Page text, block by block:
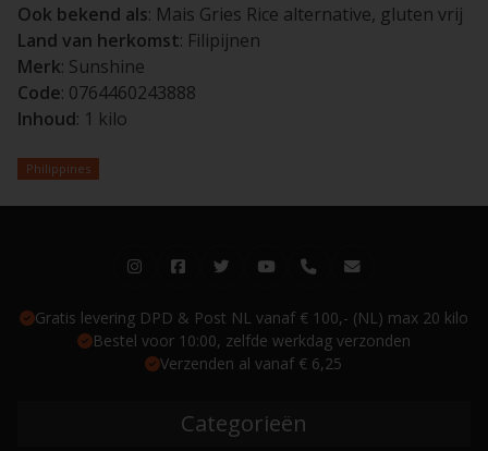
Ook bekend als: Mais Gries Rice alternative, gluten vrij
Land van herkomst: Filipijnen
Merk: Sunshine
Code: 0764460243888
Inhoud: 1 kilo
Philippines
Gratis levering DPD & Post NL vanaf € 100,- (NL) max 20 kilo
Bestel voor 10:00, zelfde werkdag verzonden
Verzenden al vanaf € 6,25
Categorieën